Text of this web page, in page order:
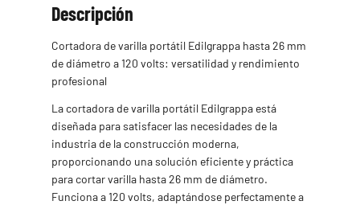
cantidad
Descripción
Cortadora de varilla portátil Edilgrappa hasta 26 mm
de diámetro a 120 volts: versatilidad y rendimiento
profesional
La cortadora de varilla portátil Edilgrappa está
diseñada para satisfacer las necesidades de la
industria de la construcción moderna,
proporcionando una solución eficiente y práctica
para cortar varilla hasta 26 mm de diámetro.
Funciona a 120 volts, adaptándose perfectamente a